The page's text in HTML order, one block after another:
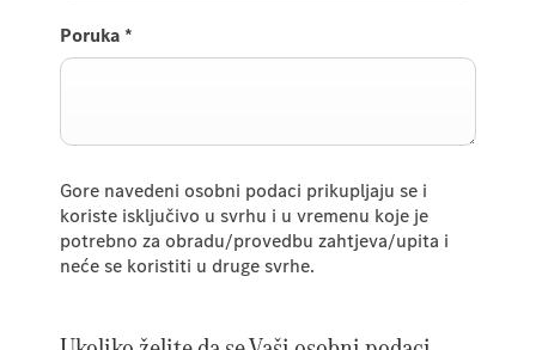
Poruka *
Gore navedeni osobni podaci prikupljaju se i
koriste isključivo u svrhu i u vremenu koje je
potrebno za obradu/provedbu zahtjeva/upita i
neće se koristiti u druge svrhe.